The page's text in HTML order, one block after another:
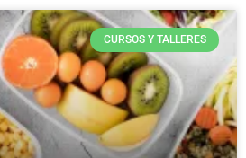
CURSOS Y TALLERES